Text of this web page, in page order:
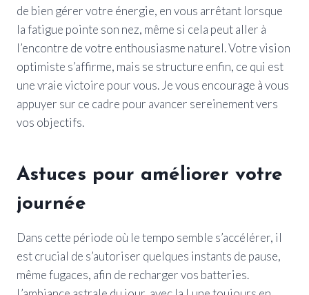
de bien gérer votre énergie, en vous arrêtant lorsque
la fatigue pointe son nez, même si cela peut aller à
l’encontre de votre enthousiasme naturel. Votre vision
optimiste s’affirme, mais se structure enfin, ce qui est
une vraie victoire pour vous. Je vous encourage à vous
appuyer sur ce cadre pour avancer sereinement vers
vos objectifs.
Astuces pour améliorer votre
journée
Dans cette période où le tempo semble s’accélérer, il
est crucial de s’autoriser quelques instants de pause,
même fugaces, afin de recharger vos batteries.